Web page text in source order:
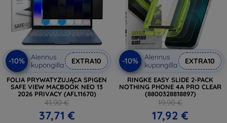
-10%
Alennus
kupongilla
EXTRA10
FOLIA PRYWATYZUJĄCA SPIGEN
SAFE VIEW MACBOOK NEO 13
2026 PRIVACY (AFL11670)
41,90 €
37,71 €
-10%
Alennus
kupongilla
EXTRA10
RINGKE EASY SLIDE 2-PACK
NOTHING PHONE 4A PRO CLEAR
(8800328818897)
19,90 €
17,92 €